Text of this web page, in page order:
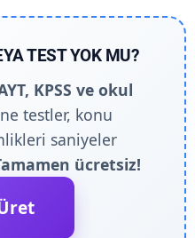
TEST YOK MU?
KPSS ve okul
testler, konu
saniyeler
ücretsiz!